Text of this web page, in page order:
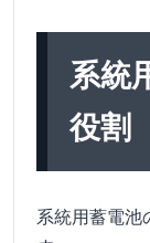
系統
役割
系統用蓄電池